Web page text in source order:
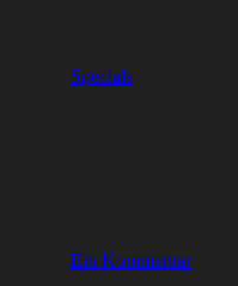
Specials
Ein Kommentar